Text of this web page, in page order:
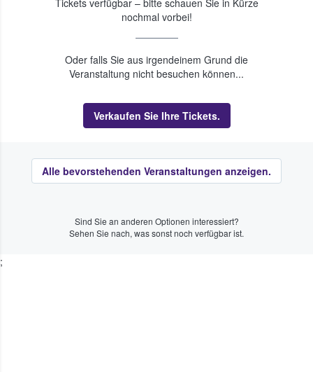
Tickets verfügbar – bitte schauen Sie in Kürze
nochmal vorbei!
Oder falls Sie aus irgendeinem Grund die
Veranstaltung nicht besuchen können...
Verkaufen Sie Ihre Tickets.
Alle bevorstehenden Veranstaltungen anzeigen.
Sind Sie an anderen Optionen interessiert?
Sehen Sie nach, was sonst noch verfügbar ist.
;